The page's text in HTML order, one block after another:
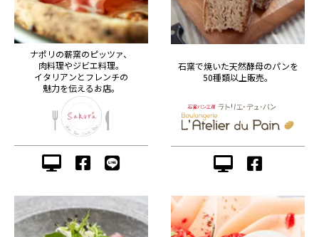
ナポリの薪窯のピッツァ、
肉料理やジビエ料理。
イタリアンとフレンチの
魅力を伝えるお店。
石窯で焼いた天然酵母のパンを
50種類以上販売。